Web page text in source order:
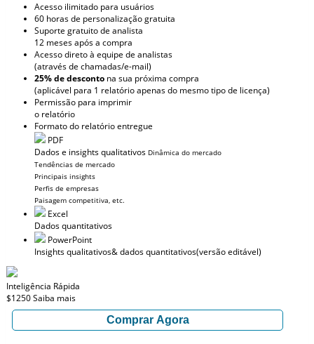
Acesso ilimitado para usuários
60 horas de personalização gratuita
Suporte gratuito de analista
12 meses após a compra
Acesso direto à equipe de analistas
(através de chamadas/e-mail)
25% de desconto na sua próxima compra
(aplicável para 1 relatório apenas do mesmo tipo de licença)
Permissão para imprimir
o relatório
Formato do relatório entregue
PDF
Dados e insights qualitativos Dinâmica do mercado
Tendências de mercado
Principais insights
Perfis de empresas
Paisagem competitiva, etc.
Excel
Dados quantitativos
PowerPoint
Insights qualitativos& dados quantitativos(versão editável)
Inteligência Rápida
$1250Saiba mais
Comprar Agora